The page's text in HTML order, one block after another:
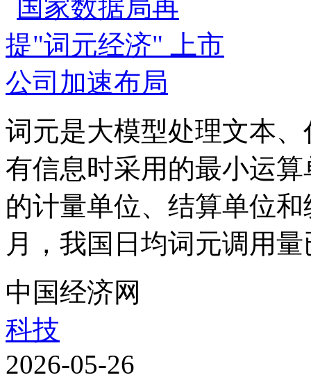
词元是大模型处理文本
有信息时采用的最小运
的计量单位、结算单位
月，我国日均词元调用
中国经济网
科技
2026-05-26